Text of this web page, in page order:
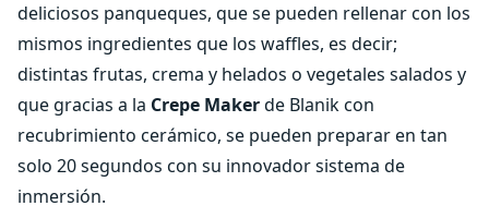
deliciosos panqueques, que se pueden rellenar con los
mismos ingredientes que los waffles, es decir;
distintas frutas, crema y helados o vegetales salados y
que gracias a la Crepe Makerde Blanik con
recubrimiento cerámico, se pueden preparar en tan
solo 20 segundos con su innovador sistema de
inmersión.